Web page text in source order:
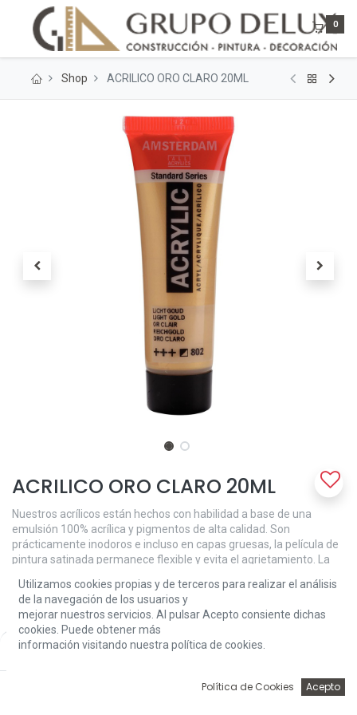
Price:
Add to Cart
0
Shop ACRILICO ORO CLARO 20ML
ACRILICO ORO CLARO 20ML
Nuestros acrílicos están hechos con habilidad a base de una
emulsión 100% acrílica y pigmentos de alta calidad. Son
prácticamente inodoros e incluso en capas gruesas, la película de
pintura satinada permanece flexible y evita el agrietamiento. La
pero también se puede utilizar para una cobertura suave más
fácil. Light Gold (802) es un color semiopaco con una excelente
solidez a la luz (+++).
2,52€
Utilizamos cookies propias y de terceros para realizar el análisis
de la navegación de los usuarios y
mejorar nuestros servicios. Al pulsar Acepto consiente dichas
cookies. Puede obtener más
información visitando nuestra política de cookies.
Política de Cookies Acepto